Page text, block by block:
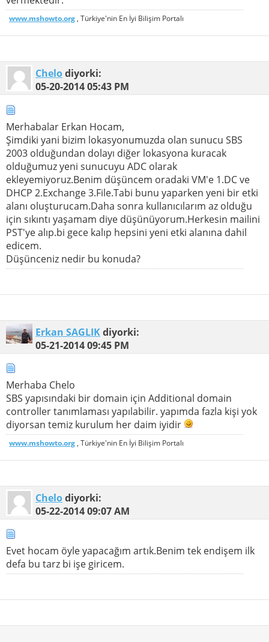
www.mshowto.org , Türkiye'nin En İyi Bilişim Portalı
Chelodiyorki:
05-20-201405:43 PM
Merhabalar Erkan Hocam,
Şimdiki yani bizim lokasyonumuzda olan sunucu SBS
2003 olduğundan dolayı diğer lokasyona kuracak
olduğumuz yeni sunucuyu ADC olarak
ekleyemiyoruz.Benim düşüncem oradaki VM'e 1.DC ve
DHCP 2.Exchange 3.File.Tabi bunu yaparken yeni bir etki
alanı oluşturucam.Daha sonra kullanıcılarım az olduğu
için sıkıntı yaşamam diye düşünüyorum.Herkesin mailini
PST'ye alıp.bi gece kalıp hepsini yeni etki alanına dahil
edicem.
Düşünceniz nedir bu konuda?
Erkan SAGLIKdiyorki:
05-21-201409:45 PM
Merhaba Chelo
SBS yapısındaki bir domain için Additional domain
controller tanımlaması yapılabilir. yapımda fazla kişi yok
diyorsan temiz kurulum her daim iyidir
www.mshowto.org , Türkiye'nin En İyi Bilişim Portalı
Chelodiyorki:
05-22-201409:07 AM
Evet hocam öyle yapacağım artık.Benim tek endişem ilk
defa bu tarz bi işe giricem.